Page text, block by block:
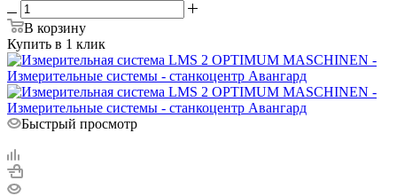
В корзину
Купить в 1 клик
Быстрый просмотр